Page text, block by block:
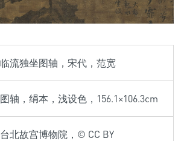
临流独坐图轴，宋代，范宽
图轴，绢本，浅设色，156.1×106.3cm
台北故宫博物院，© CC BY